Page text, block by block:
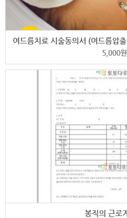
여드름치료 시술동의서 (여드름압
5,000원
봉직의 근로